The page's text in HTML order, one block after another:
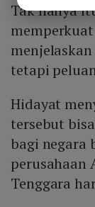
Tak hanya
tetapi
Hidayat
tersebut
bagi negara
perusahaan
Tenggara